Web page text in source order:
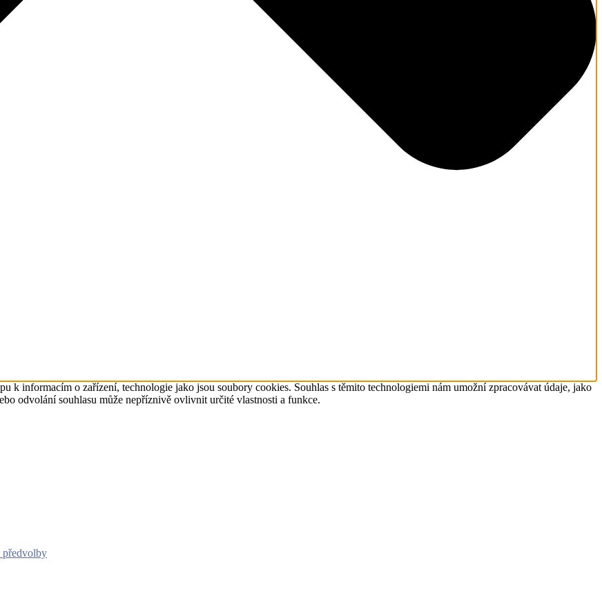
k informacím o zařízení, technologie jako jsou soubory cookies. Souhlas s těmito technologiemi nám umožní zpracovávat údaje, jako
odvolání souhlasu může nepříznivě ovlivnit určité vlastnosti a funkce.
předvolby